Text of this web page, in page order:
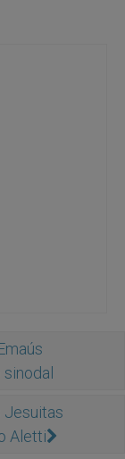
Jesuitas
Aletti